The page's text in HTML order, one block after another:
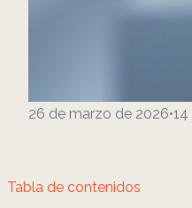
26 de marzo de 2026•14
Tabla de contenidos